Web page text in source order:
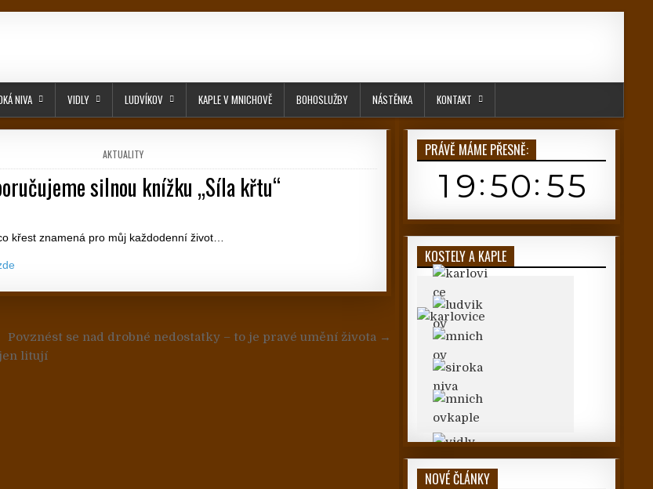
NIVA VIDLY LUDVÍKOV KAPLE V MNICHOVĚ BOHOSLUŽBY NÁSTĚNKA KONTAKT
POSTED IN
AKTUALITY
silnou knížku „Síla křtu“
křest znamená pro můj každodenní život…
Povznést se nad drobné nedostatky – to je pravé umění života →
litují
PRÁVĚ MÁME PŘESNĚ:
KOSTELY A KAPLE
NOVÉ ČLÁNKY